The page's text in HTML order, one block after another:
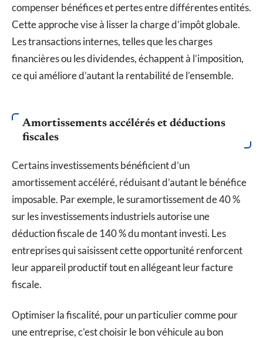
compenser bénéfices et pertes entre différentes entités.
Cette approche vise à lisser la charge d’impôt globale.
Les transactions internes, telles que les charges
financières ou les dividendes, échappent à l’imposition,
ce qui améliore d’autant la rentabilité de l’ensemble.
Amortissements accélérés et déductions
fiscales
Certains investissements bénéficient d’un
amortissement accéléré, réduisant d’autant le bénéfice
imposable. Par exemple, le suramortissement de 40 %
sur les investissements industriels autorise une
déduction fiscale de 140 % du montant investi. Les
entreprises qui saisissent cette opportunité renforcent
leur appareil productif tout en allégeant leur facture
fiscale.
Optimiser la fiscalité, pour un particulier comme pour
une entreprise, c’est choisir le bon véhicule au bon